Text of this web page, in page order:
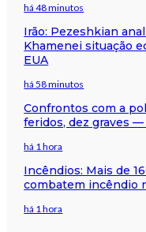
há 48 minutos
Irão: Pezeshkian
Khamenei situação
EUA
há 58 minutos
Confrontos com a
feridos, dez graves —
há 1 hora
Incêndios: Mais de
combatem incêndio
há 1 hora